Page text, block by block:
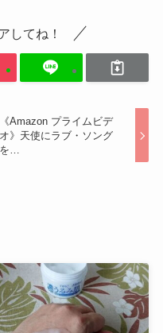
してね！
《Amazon プライムビデ
オ》天使にラブ・ソング
を…